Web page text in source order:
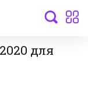
для